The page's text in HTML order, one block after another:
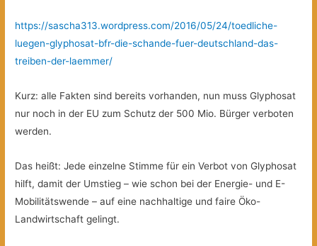
https://sascha313.wordpress.com/2016/05/24/toedliche-
luegen-glyphosat-bfr-die-schande-fuer-deutschland-das-
treiben-der-laemmer/
Kurz: alle Fakten sind bereits vorhanden, nun muss Glyphosat
nur noch in der EU zum Schutz der 500 Mio. Bürger verboten
werden.
Das heißt: Jede einzelne Stimme für ein Verbot von Glyphosat
hilft, damit der Umstieg – wie schon bei der Energie- und E-
Mobilitätswende – auf eine nachhaltige und faire Öko-
Landwirtschaft gelingt.